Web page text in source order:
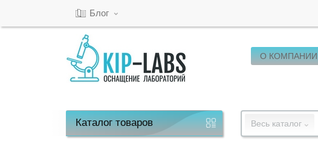
Блог
О КОМПАНИИ
Каталогтоваров Весь каталог